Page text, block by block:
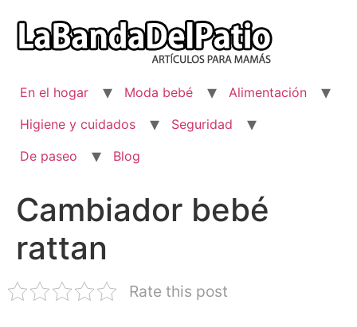
contenido
En el hogar Moda bebé
Alimentación
Higiene y cuidados
Seguridad
De paseo
Blog
Cambiador bebé
rattan
Rate this post